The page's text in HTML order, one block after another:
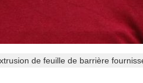
de feuille de barrière